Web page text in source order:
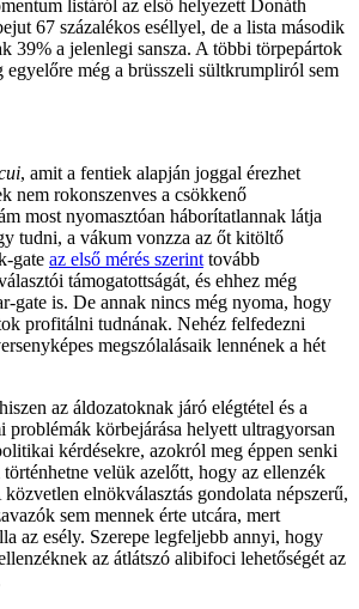
listáról az első helyezett Donáth
67 százalékos eséllyel, de a lista második
39% a jelenlegi sansza. A többi törpepártok
még a brüsszeli sültkrumpliról sem
, amit a fentiek alapján joggal érezhet
nem rokonszenves a csökkenő
most nyomasztóan háborítatlannak látja
tudni, a vákum vonzza az őt kitöltő
gate az első mérés szerinttovább
támogatottságát, és ehhez még
gate is. De annak nincs még nyoma, hogy
profitálni tudnának. Nehéz felfedezni
megszólalásaik lennének a hét
az áldozatoknak járó elégtétel és a
problémák körbejárása helyett ultragyorsan
kérdésekre, azokról meg éppen senki
velük azelőtt, hogy az ellenzék
elnökválasztás gondolata népszerű,
sem mennek érte utcára, mert
az esély. Szerepe legfeljebb annyi, hogy
az átlátszó alibifoci lehetőségét az